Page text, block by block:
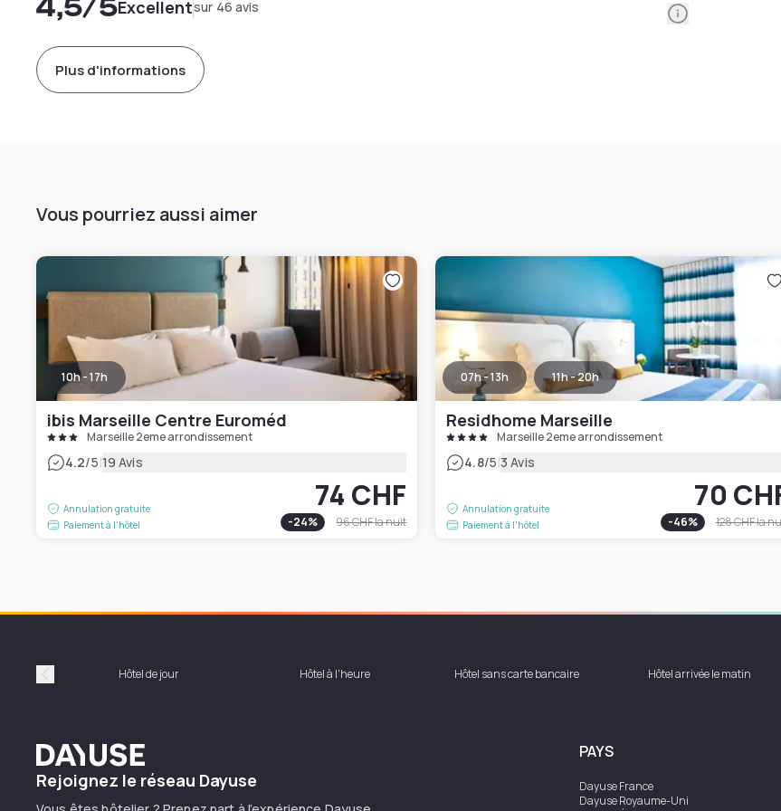
Excellentsur 46 avis Information
Plus d'informations
Vous pourriez aussi aimer
10h - 17h
ibis Marseille Centre Euroméd
Marseille 2eme arrondissement
4.2/5|19 Avis
Annulation gratuite
Paiement à l'hôtel
74 CHF
-24% 96 CHFla nuit
07h - 13h 11h - 20h
Residhome Marseille
Marseille 2eme arrondissement
4.8/5|3 Avis
Annulation gratuite
Paiement à l'hôtel
70
-46% 128 CHFla
Précédent Hôtel de jour Hôtel à l'heure Hôtel sans carte bancaire Hôtel arrivée le matin
Dayuse
Rejoignez le réseau Dayuse
PAYS
DayuseFrance
DayuseRoyaume-Uni